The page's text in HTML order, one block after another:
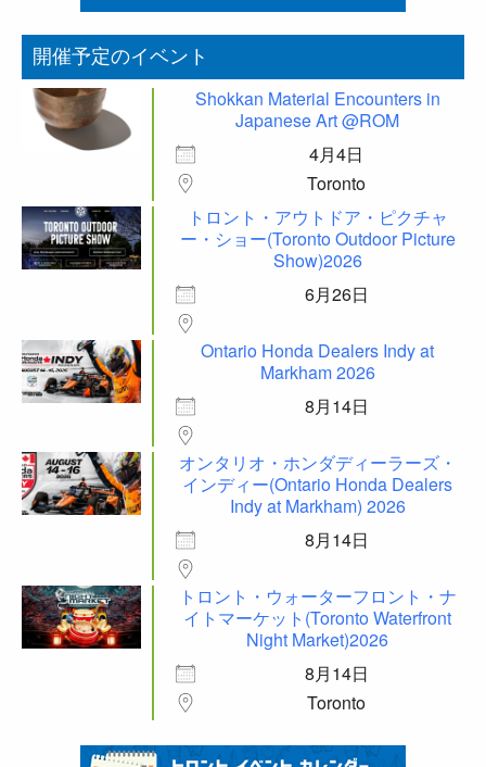
開催予定のイベント
Shokkan Material Encounters in
Japanese Art @ROM
4月4日
Toronto
トロント・アウトドア・ピクチャ
ー・ショー(Toronto Outdoor Picture
Show)2026
6月26日
Ontario Honda Dealers Indy at
Markham 2026
8月14日
オンタリオ・ホンダディーラーズ・
インディー(Ontario Honda Dealers
Indy at Markham) 2026
8月14日
トロント・ウォーターフロント・ナ
イトマーケット(Toronto Waterfront
Night Market)2026
8月14日
Toronto